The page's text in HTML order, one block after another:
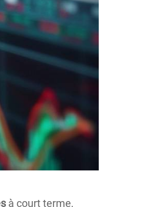
à court terme,